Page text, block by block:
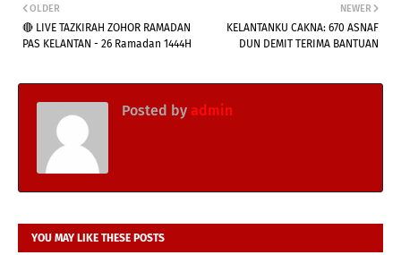
NEWER
KELANTANKU CAKNA: 670 ASNAF
DUN DEMIT TERIMA BANTUAN
OLDER
🔴 LIVE TAZKIRAH ZOHOR RAMADAN
PAS KELANTAN - 26 Ramadan 1444H
Posted by admin
YOU MAY LIKE THESE POSTS